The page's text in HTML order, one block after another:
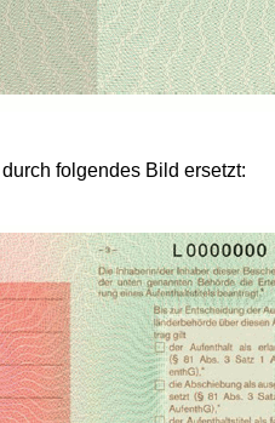
folgendes Bild ersetzt: